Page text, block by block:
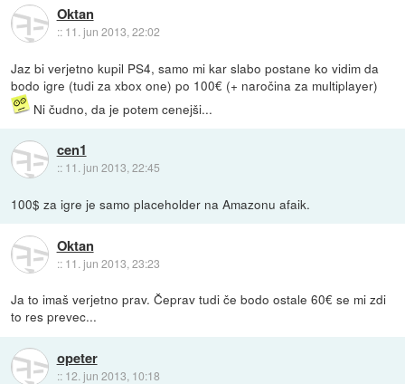
Oktan
:: 11. jun 2013, 22:02
Jaz bi verjetno kupil PS4, samo mi kar slabo postane ko vidim da
bodo igre (tudi za xbox one) po 100€ (+ naročina za multiplayer)
Ni čudno, da je potem cenejši...
cen1
:: 11. jun 2013, 22:45
100$ za igre je samo placeholder na Amazonu afaik.
Oktan
:: 11. jun 2013, 23:23
Ja to imaš verjetno prav. Čeprav tudi če bodo ostale 60€ se mi zdi
to res prevec...
opeter
:: 12. jun 2013, 10:18